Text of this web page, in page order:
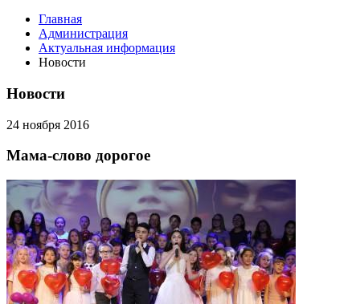
Главная
Администрация
Актуальная информация
Новости
Новости
24 ноября 2016
Мама-слово дорогое